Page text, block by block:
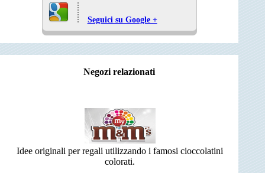
Seguici su Google +
Negozi relazionati
Idee originali per regali utilizzando i famosi cioccolatini
colorati.